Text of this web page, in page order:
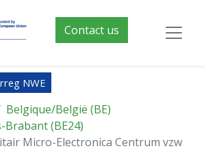
Contact us
NWE
Belgique/België (BE)
Brabant (BE24)
Micro-Electronica Centrum vzw